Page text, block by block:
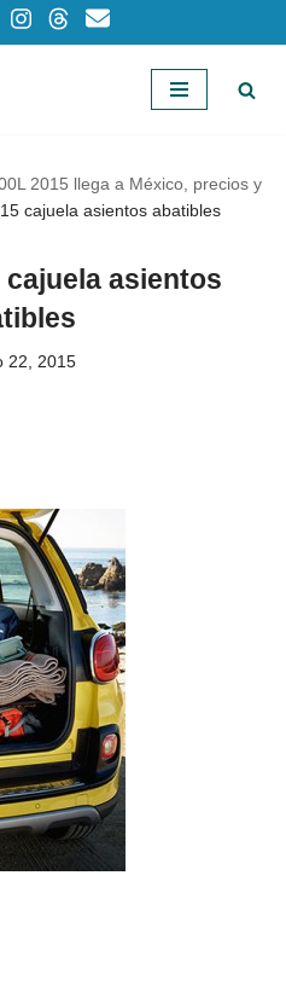
2015 llega a México, precios y
cajuela asientos abatibles
cajuela asientos
22, 2015